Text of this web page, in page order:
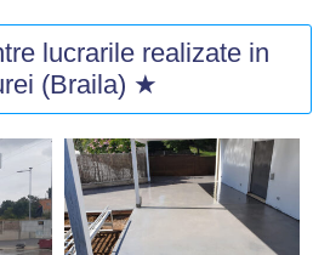
lucrarile realizate in
(Braila) ★